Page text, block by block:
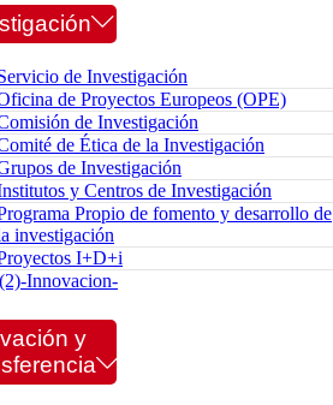
de Investigación
de Proyectos Europeos (OPE)
de Investigación
de Ética de la Investigación
de Investigación
y Centros de Investigación
Propio de fomento y desarrollo de
investigación
I+D+i
Innovacion-
y